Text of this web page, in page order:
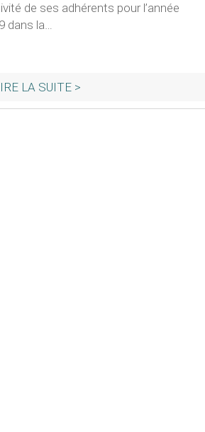
de ses adhérents pour l’année
dans la…